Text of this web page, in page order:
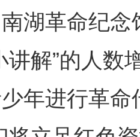
湖革命纪
讲解”的人
年进行革